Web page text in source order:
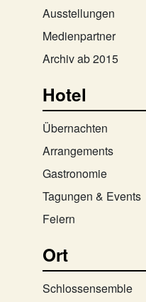
Ausstellungen
Medienpartner
Archiv ab 2015
Hotel
Übernachten
Arrangements
Gastronomie
Tagungen & Events
Feiern
Ort
Schlossensemble